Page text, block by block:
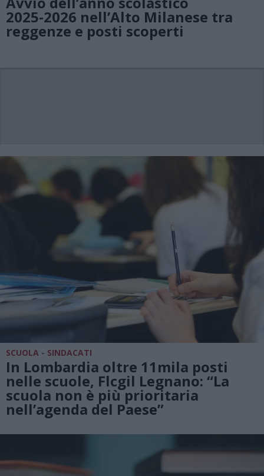
2025‑2026 nell’Alto Milanese tra
reggenze e posti scoperti
SCUOLA - SINDACATI
In Lombardia oltre 11mila posti
nelle scuole, Flcgil Legnano: “La
scuola non è più prioritaria
nell’agenda del Paese”